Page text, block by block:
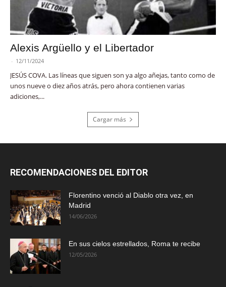
Alexis Argüello y el Libertador
- 12/11/2024
JESÚS COVA. Las líneas que siguen son ya algo añejas, tanto como de
unos nueve o diez años atrás, pero ahora contienen varias
adiciones,...
Cargar más
RECOMENDACIONES DEL EDITOR
Florentino venció al Diablo otra vez, en
Madrid
14/06/2026
En sus cielos estrellados, Roma te recibe
12/05/2026